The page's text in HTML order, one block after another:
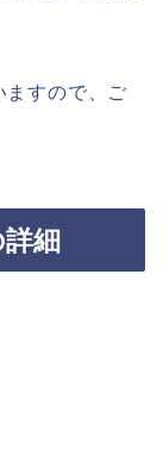
ますので、ご
細